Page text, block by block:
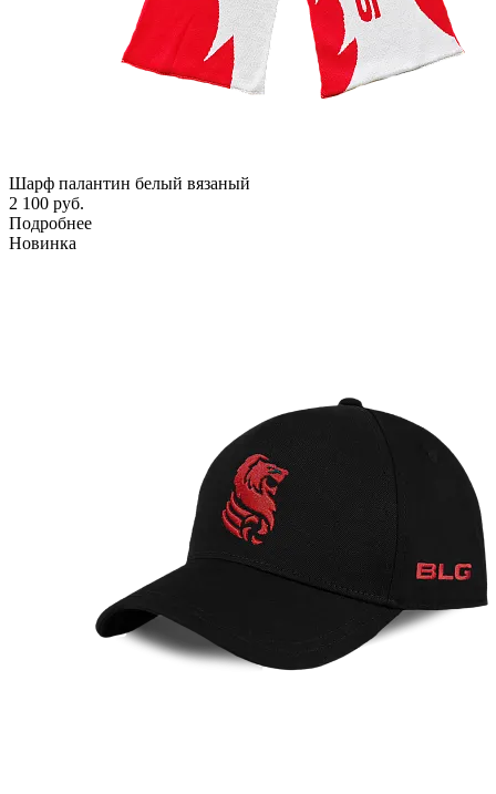
Шарф палантин белый вязаный
2 100 руб.
Подробнее
Новинка